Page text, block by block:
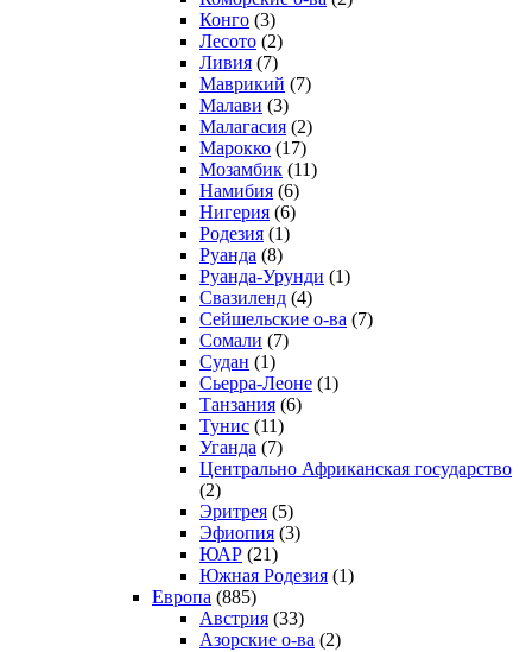
Конго (3)
Лесото (2)
Ливия (7)
Маврикий (7)
Малави (3)
Малагасия (2)
Марокко (17)
Мозамбик (11)
Намибия (6)
Нигерия (6)
Родезия (1)
Руанда (8)
Руанда-Урунди (1)
Свазиленд (4)
Сейшельские о-ва (7)
Сомали (7)
Судан (1)
Сьерра-Леоне (1)
Танзания (6)
Тунис (11)
Уганда (7)
Центрально Африканская государство
(2)
Эритрея (5)
Эфиопия (3)
ЮАР (21)
Южная Родезия (1)
Европа (885)
Австрия (33)
Азорские о-ва (2)